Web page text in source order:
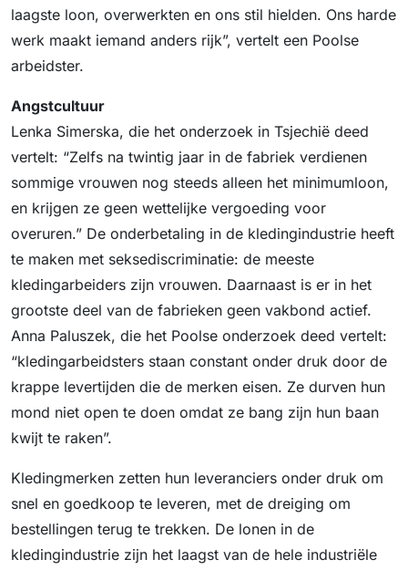
laagste loon, overwerkten en ons stil hielden. Ons harde
werk maakt iemand anders rijk”, vertelt een Poolse
arbeidster.
Angstcultuur
Lenka Simerska, die het onderzoek in Tsjechië deed
vertelt: “Zelfs na twintig jaar in de fabriek verdienen
sommige vrouwen nog steeds alleen het minimumloon,
en krijgen ze geen wettelijke vergoeding voor
overuren.” De onderbetaling in de kledingindustrie heeft
te maken met seksediscriminatie: de meeste
kledingarbeiders zijn vrouwen. Daarnaast is er in het
grootste deel van de fabrieken geen vakbond actief.
Anna Paluszek, die het Poolse onderzoek deed vertelt:
“kledingarbeidsters staan constant onder druk door de
krappe levertijden die de merken eisen. Ze durven hun
mond niet open te doen omdat ze bang zijn hun baan
kwijt te raken”.
Kledingmerken zetten hun leveranciers onder druk om
snel en goedkoop te leveren, met de dreiging om
bestellingen terug te trekken. De lonen in de
kledingindustrie zijn het laagst van de hele industriële